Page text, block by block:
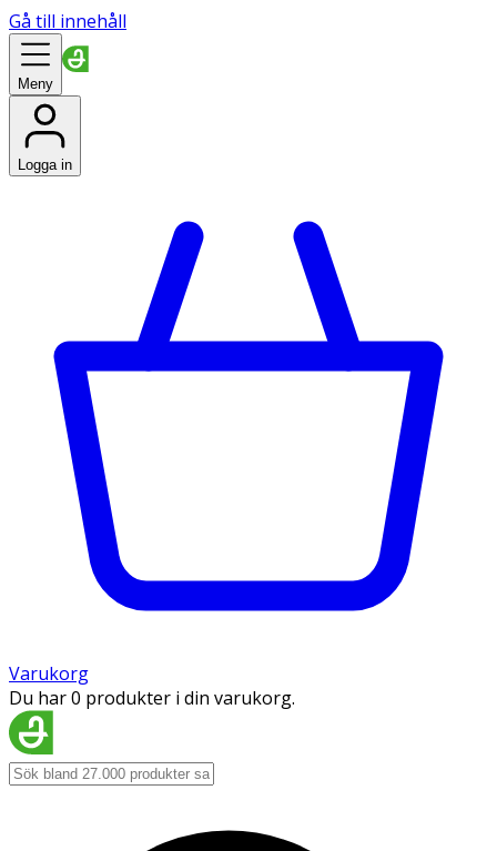
Gå till innehåll
Meny
Logga in
Varukorg
Du har 0 produkter i din varukorg.